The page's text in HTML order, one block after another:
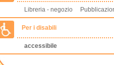
Libreria - negozio
Per i disabili
accessibile